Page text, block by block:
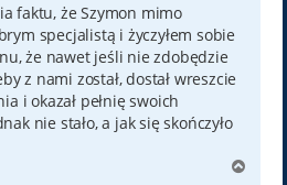
faktu, że Szymon mimo
specjalistą i życzyłem sobie
że nawet jeśli nie zdobędzie
z nami został, dostał wreszcie
i okazał pełnię swoich
nie stało, a jak się skończyło